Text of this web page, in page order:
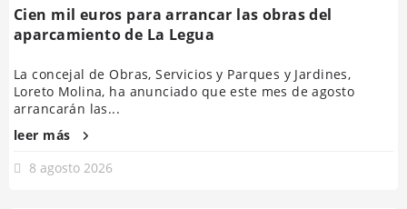
Cien mil euros para arrancar las obras del
aparcamiento de La Legua
La concejal de Obras, Servicios y Parques y Jardines,
Loreto Molina, ha anunciado que este mes de agosto
arrancarán las...
leer más
8 agosto 2026